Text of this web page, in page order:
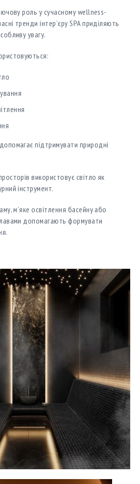
роль у сучасному wellness-
тренди інтер’єру SPA приділяють
увагу.
підтримувати природні
використовує світло як
інструмент.
м’яке освітлення басейну або
допомагають формувати